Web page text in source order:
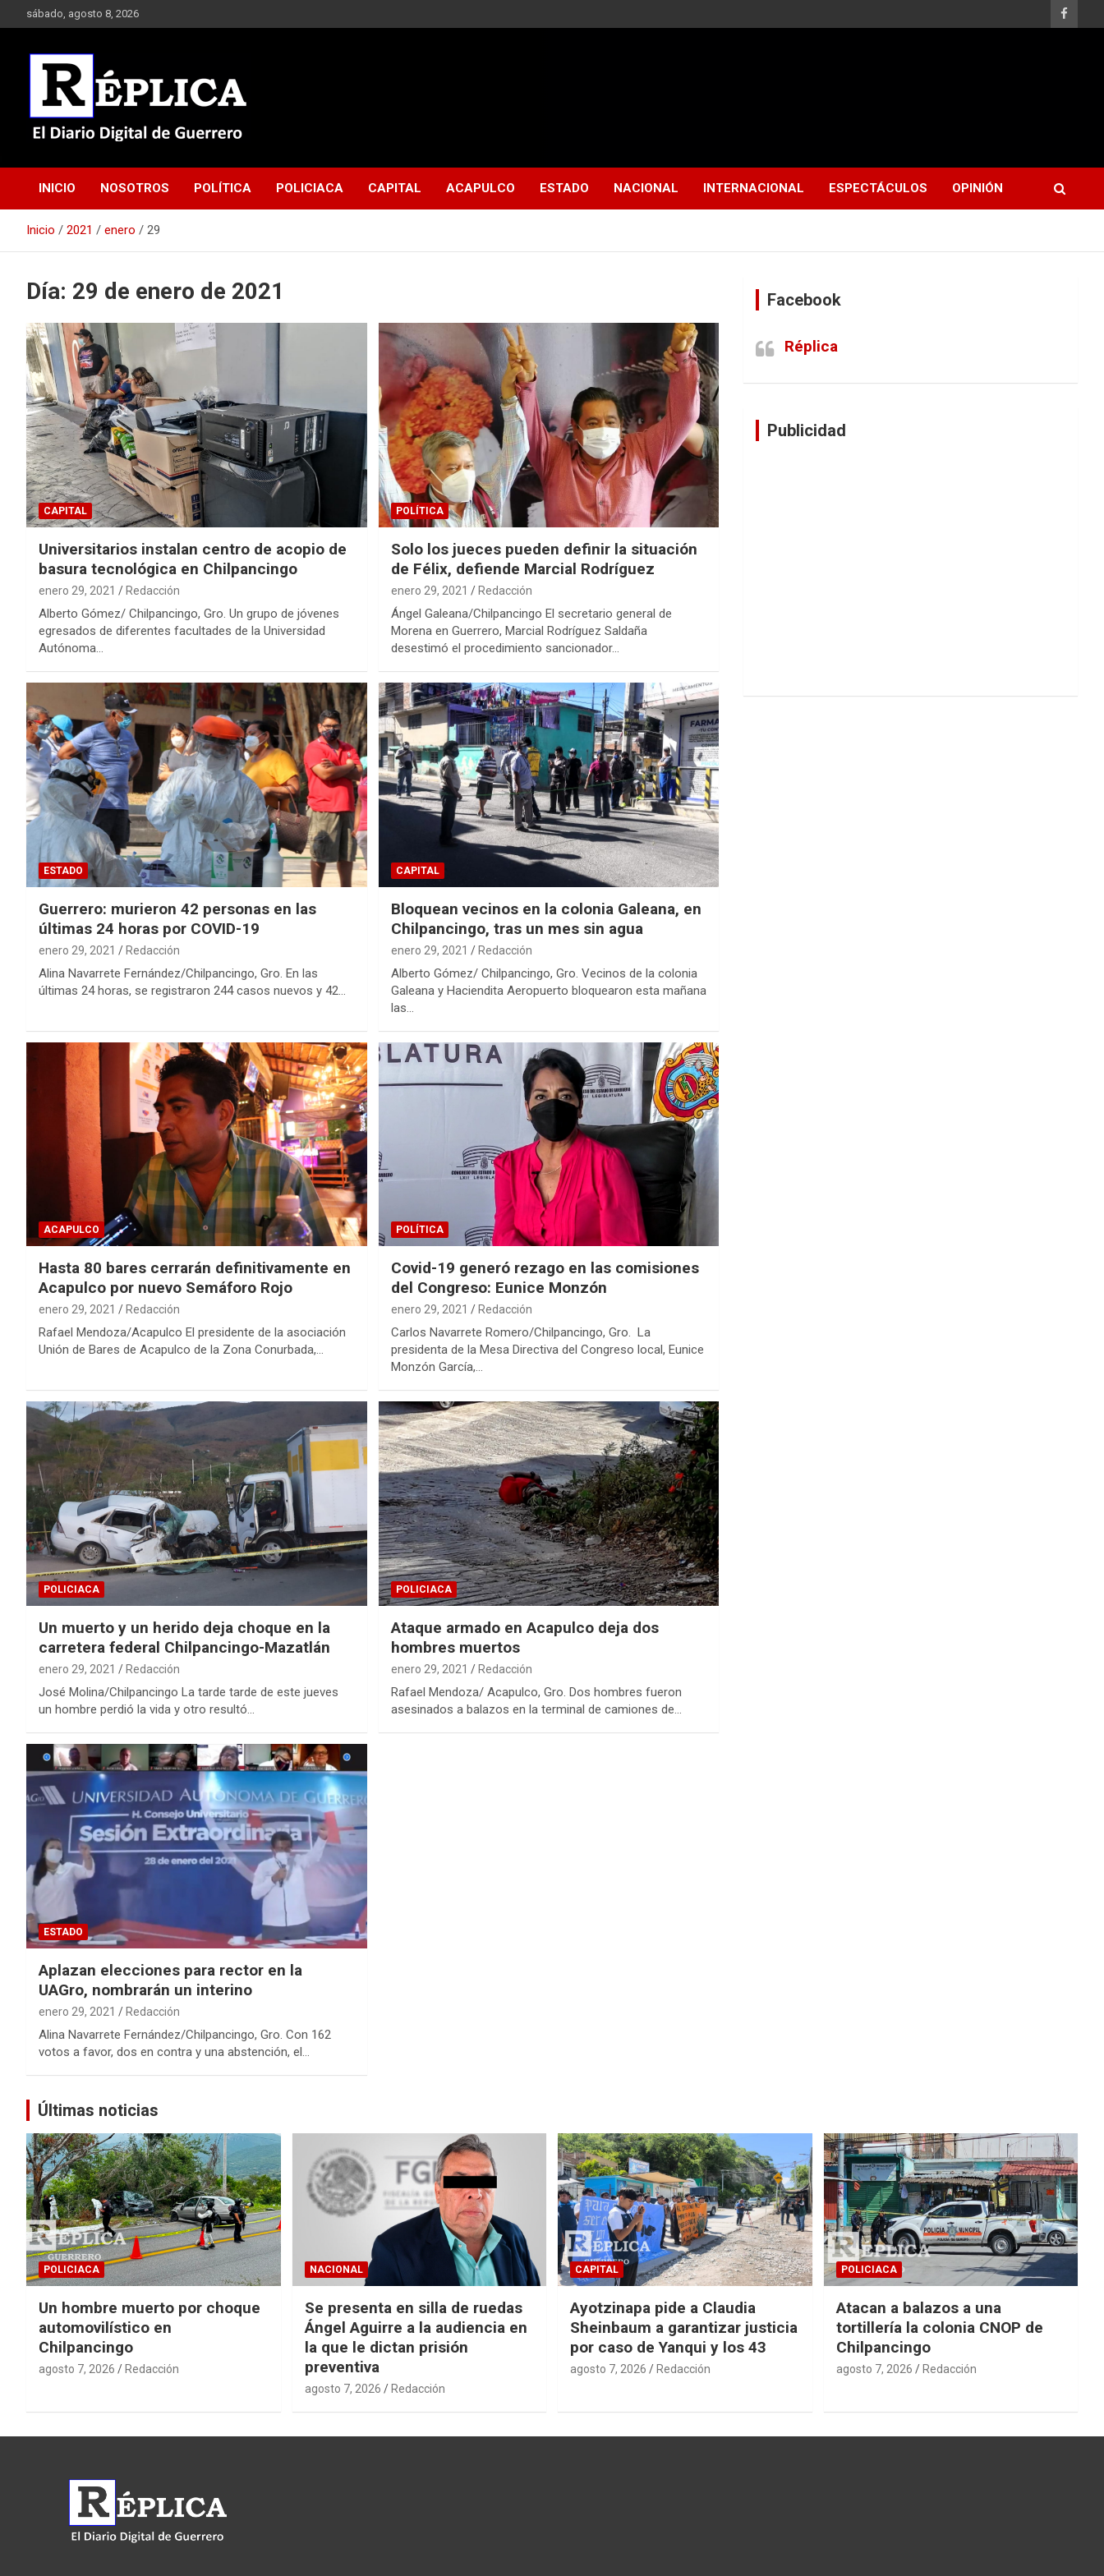
al
sábado, agosto 8, 2026
Réplica
INICIO NOSOTROS POLÍTICA POLICIACA CAPITAL ACAPULCO ESTADO NACIONAL INTERNACIONAL ESPECTÁCULOS OPINIÓN
Inicio 2021 enero 29
Día: 29 de enero de 2021
CAPITAL
Universitarios instalan centro de acopio de
basura tecnológica en Chilpancingo
enero 29, 2021 Redacción
Alberto Gómez/ Chilpancingo, Gro. Un grupo de jóvenes
egresados de diferentes facultades de la Universidad
Autónoma…
POLÍTICA
Solo los jueces pueden definir la situación
de Félix, defiende Marcial Rodríguez
enero 29, 2021 Redacción
Ángel Galeana/Chilpancingo El secretario general de
Morena en Guerrero, Marcial Rodríguez Saldaña
desestimó el procedimiento sancionador…
ESTADO
Guerrero: murieron 42 personas en las
últimas 24 horas por COVID-19
enero 29, 2021 Redacción
Alina Navarrete Fernández/Chilpancingo, Gro. En las
últimas 24 horas, se registraron 244 casos nuevos y 42…
CAPITAL
Bloquean vecinos en la colonia Galeana, en
Chilpancingo, tras un mes sin agua
enero 29, 2021 Redacción
Alberto Gómez/ Chilpancingo, Gro. Vecinos de la colonia
Galeana y Haciendita Aeropuerto bloquearon esta mañana
las…
ACAPULCO
Hasta 80 bares cerrarán definitivamente en
Acapulco por nuevo Semáforo Rojo
enero 29, 2021 Redacción
Rafael Mendoza/Acapulco El presidente de la asociación
Unión de Bares de Acapulco de la Zona Conurbada,…
POLÍTICA
Covid-19 generó rezago en las comisiones
del Congreso: Eunice Monzón
enero 29, 2021 Redacción
Carlos Navarrete Romero/Chilpancingo, Gro. La
presidenta de la Mesa Directiva del Congreso local, Eunice
Monzón García,…
POLICIACA
Un muerto y un herido deja choque en la
carretera federal Chilpancingo-Mazatlán
enero 29, 2021 Redacción
José Molina/Chilpancingo La tarde tarde de este jueves
un hombre perdió la vida y otro resultó…
POLICIACA
Ataque armado en Acapulco deja dos
hombres muertos
enero 29, 2021 Redacción
Rafael Mendoza/ Acapulco, Gro. Dos hombres fueron
asesinados a balazos en la terminal de camiones de…
ESTADO
Aplazan elecciones para rector en la
UAGro, nombrarán un interino
enero 29, 2021 Redacción
Alina Navarrete Fernández/Chilpancingo, Gro. Con 162
votos a favor, dos en contra y una abstención, el…
Facebook
Réplica
Publicidad
Últimas noticias
POLICIACA
Un hombre muerto por choque
automovilístico en
Chilpancingo
agosto 7, 2026 Redacción
NACIONAL
Se presenta en silla de ruedas
Ángel Aguirre a la audiencia en
la que le dictan prisión
preventiva
agosto 7, 2026 Redacción
CAPITAL
Ayotzinapa pide a Claudia
Sheinbaum a garantizar justicia
por caso de Yanqui y los 43
agosto 7, 2026 Redacción
POLICIACA
Atacan a balazos a una
tortillería la colonia CNOP de
Chilpancingo
agosto 7, 2026 Redacción